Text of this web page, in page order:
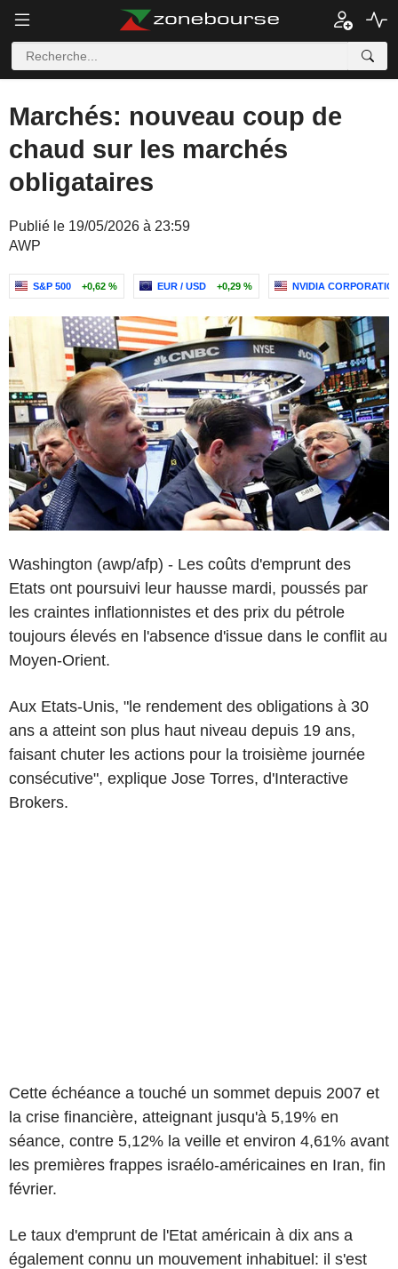
Marchés: nouveau coup de
chaud sur les marchés
obligataires
Publié le 19/05/2026 à 23:59
AWP
S&P 500 +0,62 % EUR / USD +0,29 % NVIDIA
Washington (awp/afp) - Les coûts d'emprunt des
Etats ont poursuivi leur hausse mardi, poussés par
les craintes inflationnistes et des prix du pétrole
toujours élevés en l'absence d'issue dans le conflit au
Moyen-Orient.
Aux Etats-Unis, "le rendement des obligations à 30
ans a atteint son plus haut niveau depuis 19 ans,
faisant chuter les actions pour la troisième journée
consécutive", explique Jose Torres, d'Interactive
Brokers.
Cette échéance a touché un sommet depuis 2007 et
la crise financière, atteignant jusqu'à 5,19% en
séance, contre 5,12% la veille et environ 4,61% avant
les premières frappes israélo-américaines en Iran, fin
février.
Le taux d'emprunt de l'Etat américain à dix ans a
également connu un mouvement inhabituel: il s'est